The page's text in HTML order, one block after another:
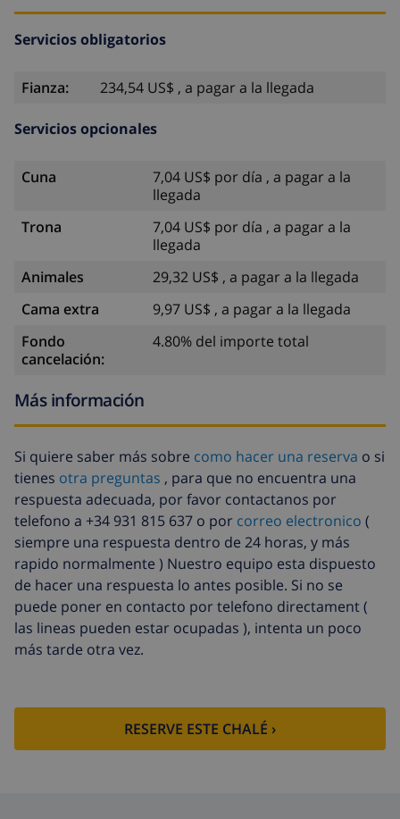
Servicios obligatorios
Fianza: 234,54 US$ , a pagar a la llegada
Servicios opcionales
Cuna
7,04 US$ por día , a pagar a la
llegada
Trona
7,04 US$ por día , a pagar a la
llegada
Animales
29,32 US$ , a pagar a la llegada
Cama extra
9,97 US$ , a pagar a la llegada
Fondo
cancelación:
4.80% del importe total
Más información
Si quiere saber más sobre como hacer una reserva o si
tienes otra preguntas , para que no encuentra una
respuesta adecuada, por favor contactanos por
telefono a +34 931 815 637 o por correo electronico (
siempre una respuesta dentro de 24 horas, y más
rapido normalmente ) Nuestro equipo esta dispuesto
de hacer una respuesta lo antes posible. Si no se
puede poner en contacto por telefono directament (
las lineas pueden estar ocupadas ), intenta un poco
más tarde otra vez.
RESERVE ESTE CHALÉ ›